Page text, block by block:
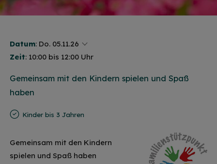
Datum: Do. 05.11.26
Zeit: 10:00 bis 12:00 Uhr
Gemeinsam mit den Kindern spielen und Spaß
haben
Kinder bis 3 Jahren
Gemeinsam mit den Kindern
spielen und Spaß haben